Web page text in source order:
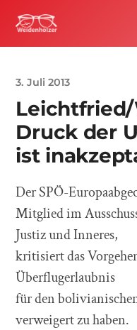
3. Juli 2013
Druck der
ist
Der SPÖ-
Mitglied im
Justiz und Inneres,
kritisiert das
Überflugerlaubnis
für den
verweigert zu haben.